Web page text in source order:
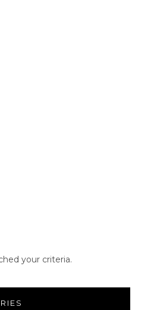
your criteria.